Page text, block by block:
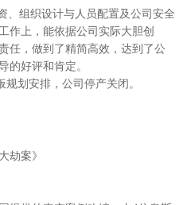
、组织设计与人员配置及公司安全
作上，能依据公司实际大胆创
任，做到了精简高效，达到了公
的好评和肯定。
划安排，公司停产关闭。
劫案》